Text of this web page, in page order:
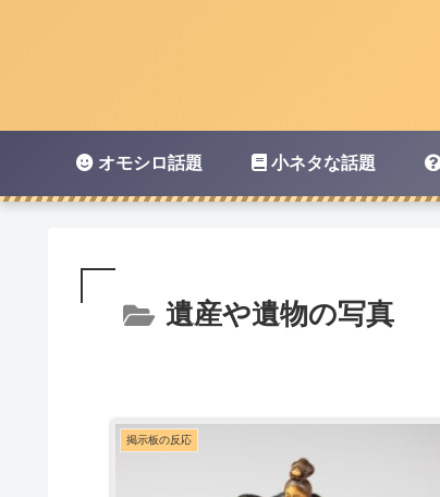
オモシロ話題 小ネタな話題
遺産や遺物の写真
掲示板の反応